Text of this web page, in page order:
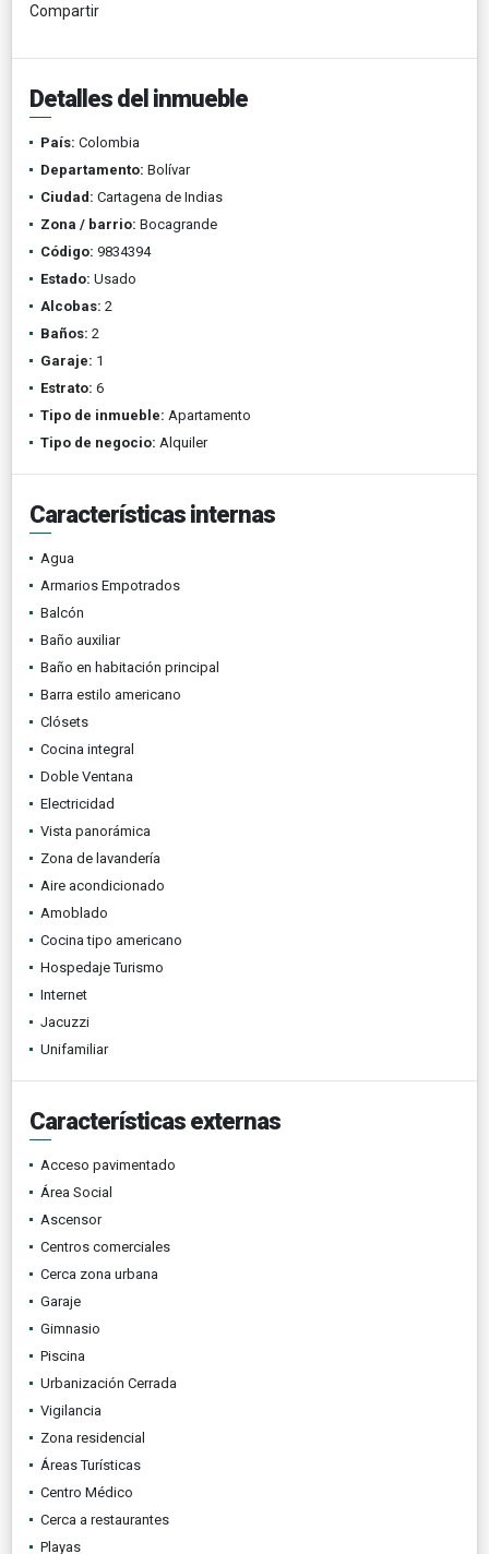
Compartir
Detalles del inmueble
País: Colombia
Departamento: Bolívar
Ciudad: Cartagena de Indias
Zona / barrio: Bocagrande
Código: 9834394
Estado: Usado
Alcobas: 2
Baños: 2
Garaje: 1
Estrato: 6
Tipo de inmueble: Apartamento
Tipo de negocio: Alquiler
Características internas
Agua
Armarios Empotrados
Balcón
Baño auxiliar
Baño en habitación principal
Barra estilo americano
Clósets
Cocina integral
Doble Ventana
Electricidad
Vista panorámica
Zona de lavandería
Aire acondicionado
Amoblado
Cocina tipo americano
Hospedaje Turismo
Internet
Jacuzzi
Unifamiliar
Características externas
Acceso pavimentado
Área Social
Ascensor
Centros comerciales
Cerca zona urbana
Garaje
Gimnasio
Piscina
Urbanización Cerrada
Vigilancia
Zona residencial
Áreas Turísticas
Centro Médico
Cerca a restaurantes
Playas